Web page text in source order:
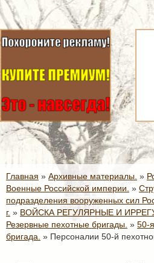
Главная » Архивные материалы. »
Военные Российской империи. »
подразделения вооруженных сил
г. » ВОЙСКА РЕГУЛЯРНЫЕ И
Резервные пехотные бригады. » 50-
бригада. » Персоналии 50-й